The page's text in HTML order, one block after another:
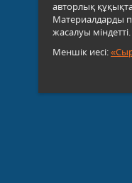
авторлық
Материалдарды
жасалуы міндетті.
Меншік иесі: